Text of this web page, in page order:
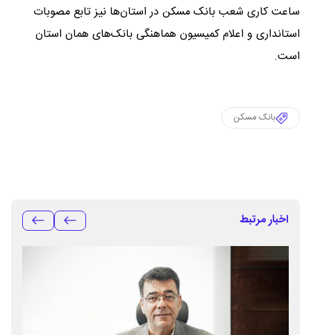
ساعت کاری شعب بانک مسکن در استان‌ها نیز تابع مصوبات
استانداری و اعلام کمیسیون هماهنگی بانک‌های همان استان
است.
بانک مسکن
اخبار مرتبط